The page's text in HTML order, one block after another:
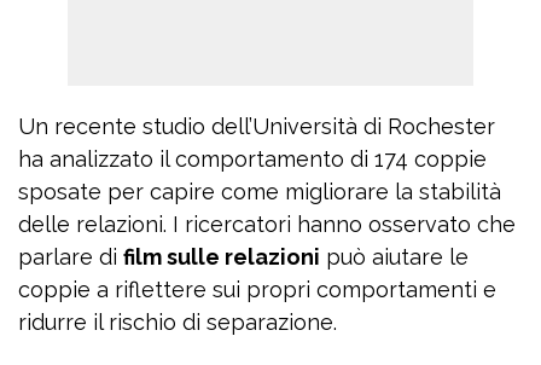
Un recente studio dell’Università di Rochester
ha analizzato il comportamento di 174 coppie
sposate per capire come migliorare la stabilità
delle relazioni. I ricercatori hanno osservato che
parlare di film sulle relazioni può aiutare le
coppie a riflettere sui propri comportamenti e
ridurre il rischio di separazione.